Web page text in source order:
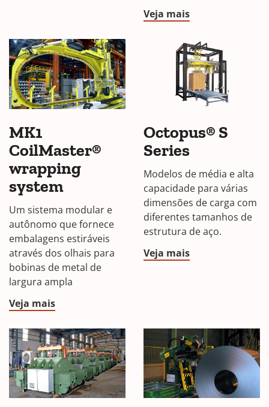
Veja mais
MK1
CoilMaster®
wrapping
system
Um sistema modular e
autônomo que fornece
embalagens estiráveis
através dos olhais para
bobinas de metal de
largura ampla
Veja mais
Octopus® S
Series
Modelos de média e alta
capacidade para várias
dimensões de carga com
diferentes tamanhos de
estrutura de aço.
Veja mais